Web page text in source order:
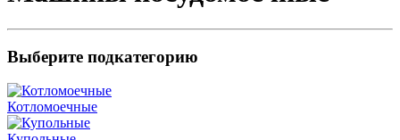
Выберите подкатегорию
Котломоечные